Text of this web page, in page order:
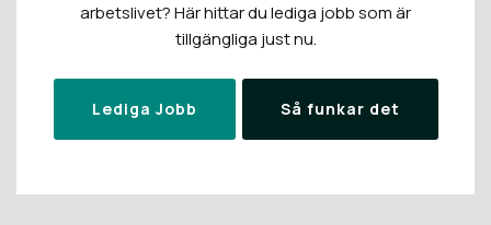
arbetslivet? Här hittar du lediga jobb som är
tillgängliga just nu.
Lediga Jobb Så funkar det